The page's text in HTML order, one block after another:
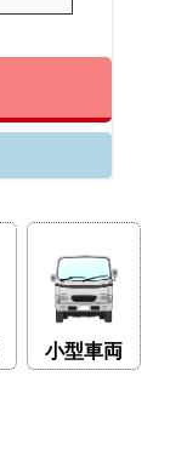
小型車両